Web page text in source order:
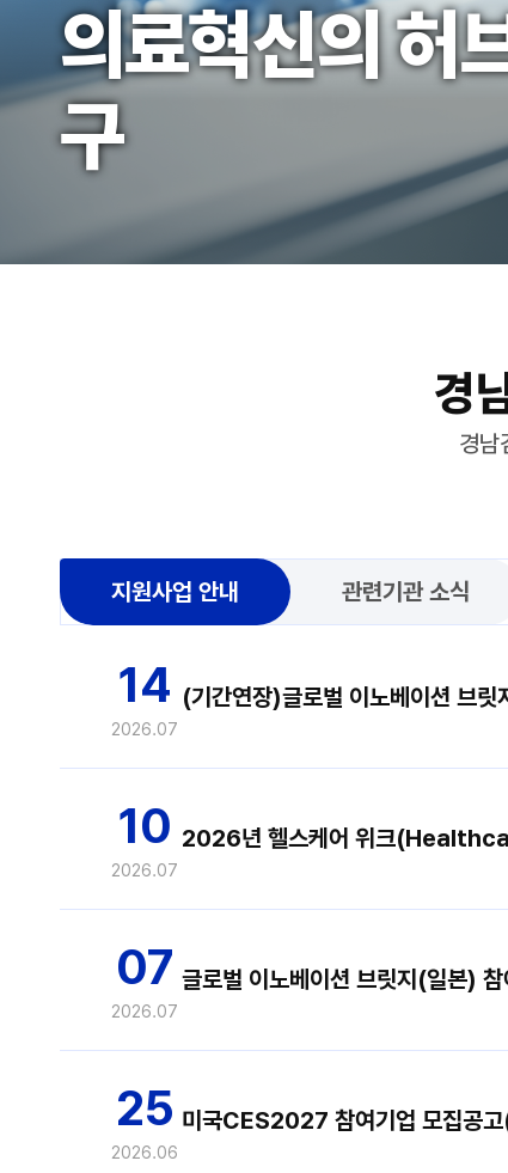
의료혁신의 허
구
경
경남
지원사업 안내 관련기관 소식
14
2026.07
10
2026.07
07
2026.07
글로벌 이노베이션 브릿지(일본)
25
2026.06
미국CES2027 참여기업 모집공